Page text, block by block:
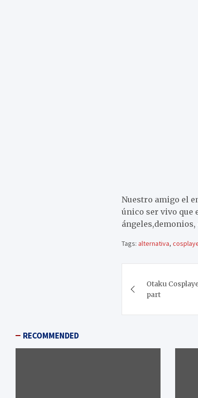
Nuestro amigo el
único ser vivo que
Tags: alternativa,
de
entradas
Otaku
part
RECOMMENDED